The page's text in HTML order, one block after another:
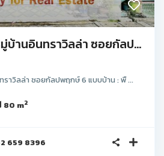
บ้านอินทราวิลล่า ซอยกัลป...
ราวิลล่า ซอยกัลปพฤกษ์ 6 แบบบ้าน : พื ...
80 m2
659 8396